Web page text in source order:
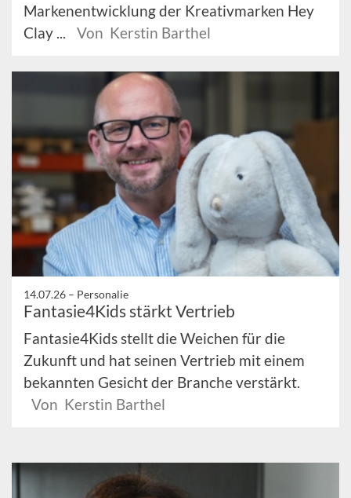
Markenentwicklung der Kreativmarken Hey
Clay ...
Von Kerstin Barthel
14.07.26 – Personalie
Fantasie4Kids stärkt Vertrieb
Fantasie4Kids stellt die Weichen für die
Zukunft und hat seinen Vertrieb mit einem
bekannten Gesicht der Branche verstärkt.
Von Kerstin Barthel